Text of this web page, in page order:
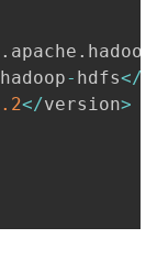
. apache . hadoop
hadoop- hdfs</
.2</version>